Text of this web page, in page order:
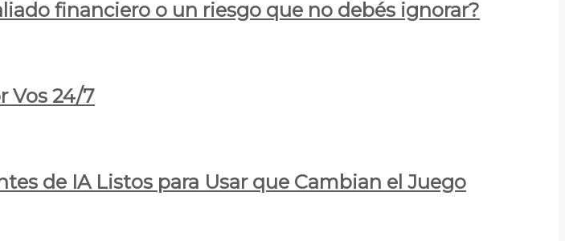
financiero o un riesgo que no debés ignorar?
Vos 24/7
de IA Listos para Usar que Cambian el Juego